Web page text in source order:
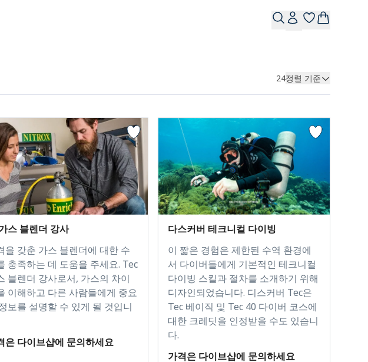
24정렬 기준
스 블렌더 강사
을 갖춘 가스 블렌더에 대한 수
충족하는 데 도움을 주세요. Tec
블렌더 강사로서, 가스의 차이
이해하고 다른 사람들에게 중요
보를 설명할 수 있게 될 것입니
은 다이브샵에 문의하세요
다스커버 테크니컬 다이빙
이 짧은 경험은 제한된 수역 환경에
서 다이버들에게 기본적인 테크니컬
다이빙 스킬과 절차를 소개하기 위해
디자인되었습니다. 디스커버 Tec은
Tec 베이직 및 Tec 40 다이버 코스에
대한 크레딧을 인정받을 수도 있습니
다.
가격은 다이브샵에 문의하세요